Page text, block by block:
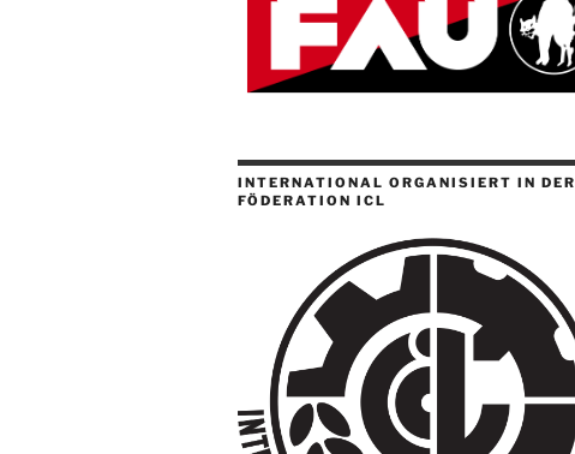
INTERNATIONAL ORGANISIERT IN DER
FÖDERATION ICL